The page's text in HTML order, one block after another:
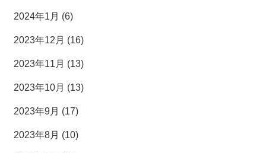
2024年1月 (6)
2023年12月 (16)
2023年11月 (13)
2023年10月 (13)
2023年9月 (17)
2023年8月 (10)